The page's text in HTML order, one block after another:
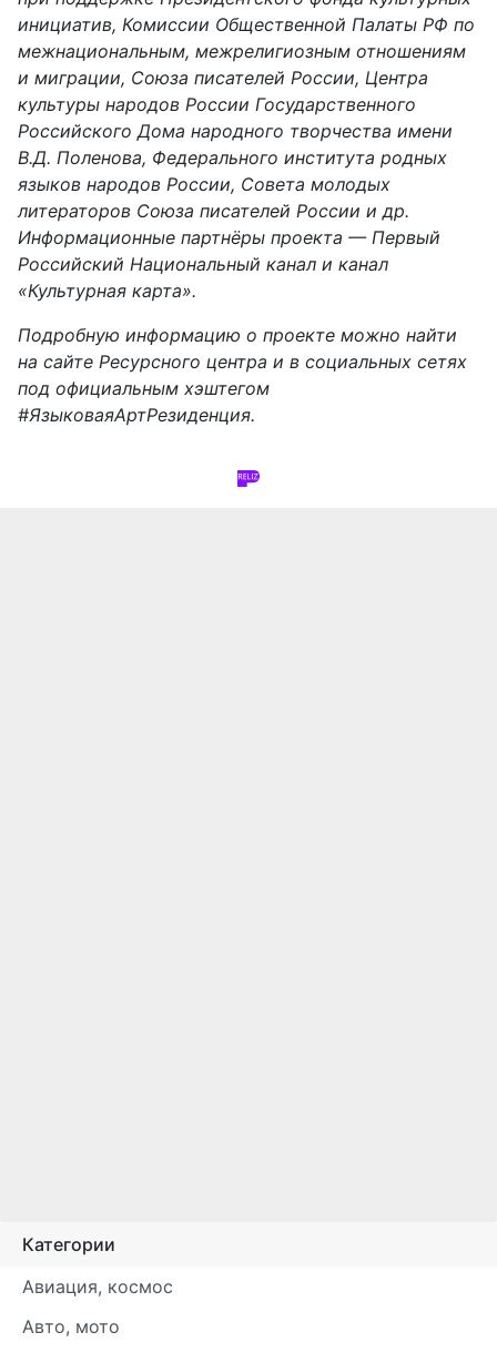
инициатив, Комиссии Общественной Палаты РФ по
межнациональным, межрелигиозным отношениям
и миграции, Союза писателей России, Центра
культуры народов России Государственного
Российского Дома народного творчества имени
В.Д. Поленова, Федерального института родных
языков народов России, Совета молодых
литераторов Союза писателей России и др.
Информационные партнёры проекта — Первый
Российский Национальный канал и канал
«Культурная карта».
Подробную информацию о проекте можно найти
на сайте Ресурсного центра и в социальных сетях
под официальным хэштегом
#ЯзыковаяАртРезиденция.
Категории
Авиация, космос
Авто, мото